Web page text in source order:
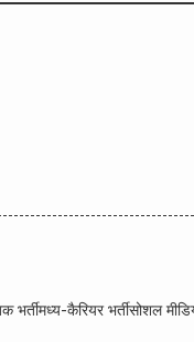
भर्तीमध्य-कैरियर भर्तीसोशल